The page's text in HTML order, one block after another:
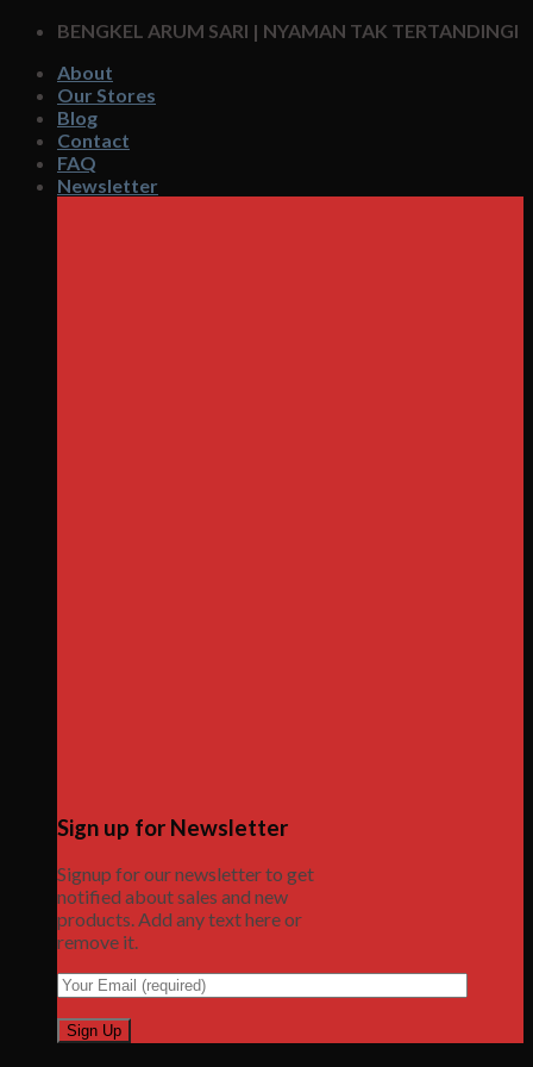
Skip
content
BENGKEL ARUM SARI | NYAMAN TAK TERTANDINGI
About
Our Stores
Blog
Contact
FAQ
Newsletter
Sign up for Newsletter
Signup for our newsletter to get
notified about sales and new
products. Add any text here or
remove it.